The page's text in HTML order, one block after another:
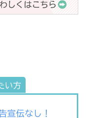
い方
宣伝なし！